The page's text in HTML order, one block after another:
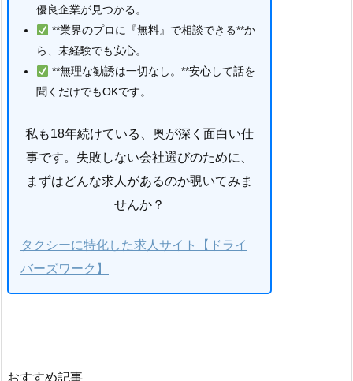
優良企業が見つかる。
**業界のプロに『無料』で相談できる**か
ら、未経験でも安心。
**無理な勧誘は一切なし。**安心して話を
聞くだけでもOKです。
私も18年続けている、奥が深く面白い仕
事です。失敗しない会社選びのために、
まずはどんな求人があるのか覗いてみま
せんか？
タクシーに特化した求人サイト【ドライ
バーズワーク】
おすすめ記事